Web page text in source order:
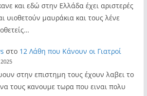
και εδώ στην Ελλάδα έχει αριστερές
υιοθετούν μαυράκια και τους λένε
στο 12 Λάθη που Κάνουν οι Γιατροί
στην επιστημη τους έχουν λαβει το
τους κανουμε τωρα που ειναι πολυ